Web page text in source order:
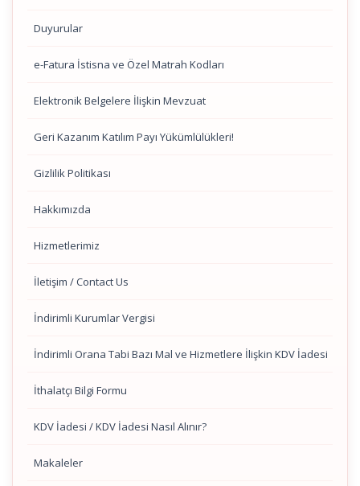
Duyurular
e-Fatura İstisna ve Özel Matrah Kodları
Elektronik Belgelere İlişkin Mevzuat
Geri Kazanım Katılım Payı Yükümlülükleri!
Gizlilik Politikası
Hakkımızda
Hizmetlerimiz
İletişim / Contact Us
İndirimli Kurumlar Vergisi
İndirimli Orana Tabi Bazı Mal ve Hizmetlere İlişkin KDV İadesi
İthalatçı Bilgi Formu
KDV İadesi / KDV İadesi Nasıl Alınır?
Makaleler